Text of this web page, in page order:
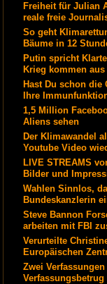
Freiheit für Julian
reale freie
So geht
Bäume in 12
Putin spricht
Krieg kommen aus
Hast Du schon
Ihre
1,5 Million
Aliens sehen
Der Klimawandel
Youtube Video
LIVE STREAMS
Bilder und
Wahlen Sinnlos,
Bundeskanzlerin
Steve Bannon
arbeiten mit FBI
Verurteilte
Europäischen
Zwei
Verfassungsbetrug